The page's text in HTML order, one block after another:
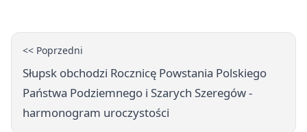
<< Poprzedni
Słupsk obchodzi Rocznicę Powstania Polskiego
Państwa Podziemnego i Szarych Szeregów -
harmonogram uroczystości